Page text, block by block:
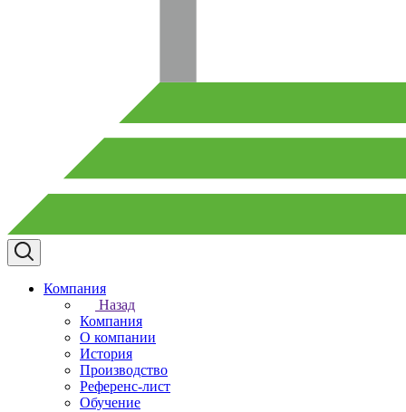
Компания
Назад
Компания
О компании
История
Производство
Референс-лист
Обучение